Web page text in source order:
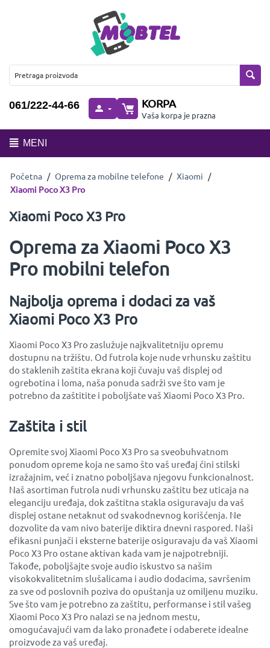
061/222-44-66 KORPA
Vaša korpa je prazna
MENI
Početna / Oprema za mobilne telefone / Xiaomi /
Xiaomi Poco X3 Pro
Xiaomi Poco X3 Pro
Oprema za Xiaomi Poco X3
Pro mobilni telefon
Najbolja oprema i dodaci za vaš
Xiaomi Poco X3 Pro
Xiaomi Poco X3 Pro zaslužuje najkvalitetniju opremu
dostupnu na tržištu. Od futrola koje nude vrhunsku zaštitu
do staklenih zaštita ekrana koji čuvaju vaš displej od
ogrebotina i loma, naša ponuda sadrži sve što vam je
potrebno da zaštitite i poboljšate vaš Xiaomi Poco X3 Pro.
Zaštita i stil
Opremite svoj Xiaomi Poco X3 Pro sa sveobuhvatnom
ponudom opreme koja ne samo što vaš uređaj čini stilski
izražajnim, već i znatno poboljšava njegovu funkcionalnost.
Naš asortiman futrola nudi vrhunsku zaštitu bez uticaja na
eleganciju uređaja, dok zaštitna stakla osiguravaju da vaš
displej ostane netaknut od svakodnevnog korišćenja. Ne
dozvolite da vam nivo baterije diktira dnevni raspored. Naši
efikasni punjači i eksterne baterije osiguravaju da vaš Xiaomi
Poco X3 Pro ostane aktivan kada vam je najpotrebniji.
Takođe, poboljšajte svoje audio iskustvo sa našim
visokokvalitetnim slušalicama i audio dodacima, savršenim
za sve od poslovnih poziva do opuštanja uz omiljenu muziku.
Sve što vam je potrebno za zaštitu, performanse i stil vašeg
Xiaomi Poco X3 Pro nalazi se na jednom mestu,
omogućavajući vam da lako pronađete i odaberete idealne
proizvode za vaš uređaj.